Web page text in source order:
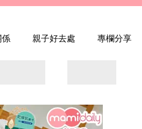
親子好去處 專欄分享